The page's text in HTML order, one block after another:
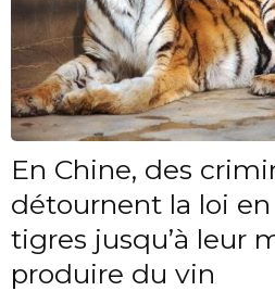
En Chine, des
détournent la loi
tigres jusqu’à leur
produire du vin